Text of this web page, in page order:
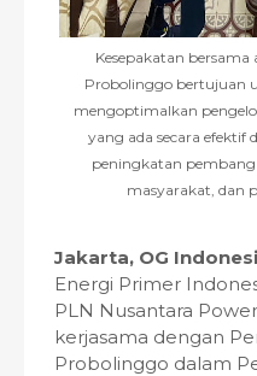
Kesepakatan
Probolinggo bertujuan
mengoptimalkan
yang ada secara efektif
peningkatan
masyarakat, dan
Jakarta, OG
Energi Primer
PLN Nusantara
kerjasama dengan
Probolinggo dalam